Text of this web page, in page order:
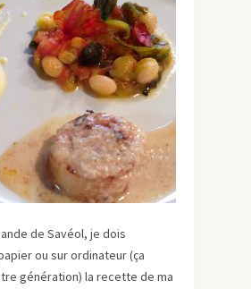
de Savéol, je dois
ou sur ordinateur (ça
génération) la recette de ma